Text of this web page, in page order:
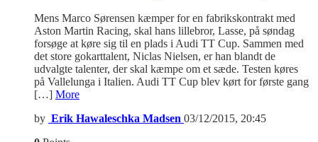
Mens Marco Sørensen kæmper for en fabrikskontrakt med
Aston Martin Racing, skal hans lillebror, Lasse, på søndag
forsøge at køre sig til en plads i Audi TT Cup. Sammen med
det store gokarttalent, Niclas Nielsen, er han blandt de
udvalgte talenter, der skal kæmpe om et sæde. Testen køres
på Vallelunga i Italien. Audi TT Cup blev kørt for første gang
[…] More
by Erik Hawaleschka Madsen 03/12/2015, 20:45